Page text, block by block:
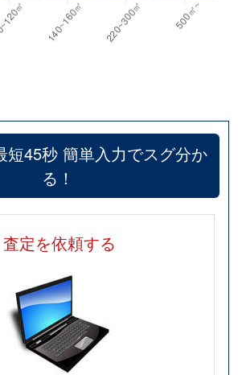
短45秒 簡単入力でスグ分か
る！
査定を依頼する